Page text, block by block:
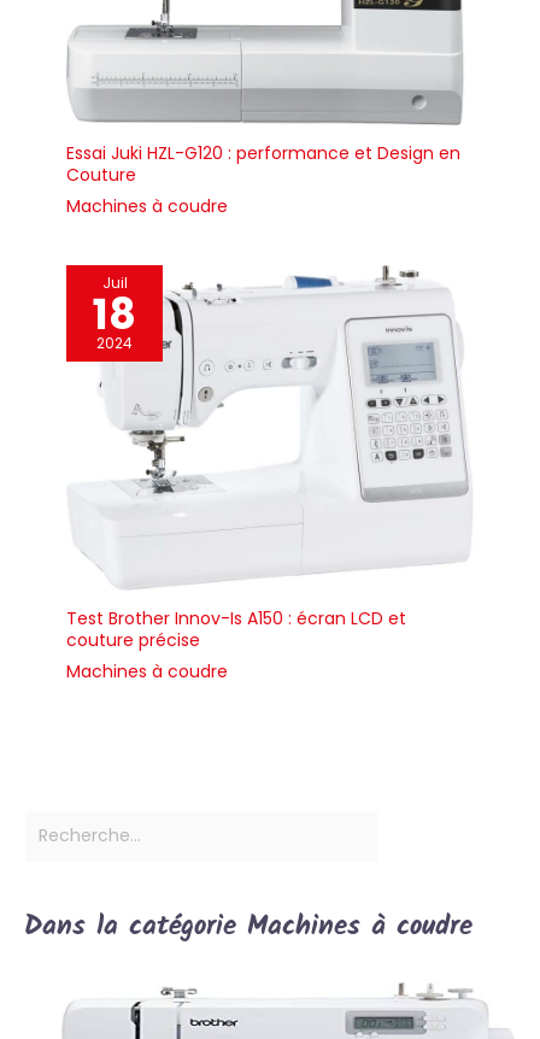
Essai Juki HZL-G120 : performance et Design en
Couture
Machines à coudre
Juil
18
2024
Test Brother Innov-Is A150 : écran LCD et
couture précise
Machines à coudre
Dans la catégorie Machines à coudre